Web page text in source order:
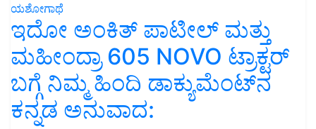
ಯಶೋಗಾಥೆ
ಇದೋ ಅಂಕಿತ್ ಪಾಟೀಲ್ ಮತ್ತು
ಮಹೀಂದ್ರಾ 605 NOVO ಟ್ರಾಕ್ಟರ್
ಬಗ್ಗೆ ನಿಮ್ಮ ಹಿಂದಿ ಡಾಕ್ಯುಮೆಂಟ್‌ನ
ಕನ್ನಡ ಅನುವಾದ: